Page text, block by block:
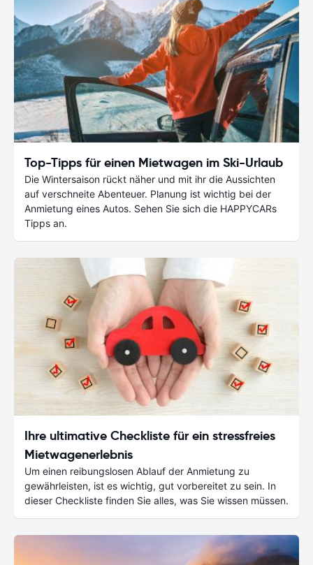
Top-Tipps für einen Mietwagen im Ski-Urlaub
Die Wintersaison rückt näher und mit ihr die Aussichten
auf verschneite Abenteuer. Planung ist wichtig bei der
Anmietung eines Autos. Sehen Sie sich die HAPPYCARs
Tipps an.
Ihre ultimative Checkliste für ein stressfreies
Mietwagenerlebnis
Um einen reibungslosen Ablauf der Anmietung zu
gewährleisten, ist es wichtig, gut vorbereitet zu sein. In
dieser Checkliste finden Sie alles, was Sie wissen müssen.